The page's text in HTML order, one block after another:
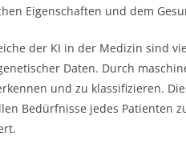
Eigenschaften und dem
der KI in der Medizin sind
Daten. Durch
und zu klassifizieren.
Bedürfnisse jedes Patienten